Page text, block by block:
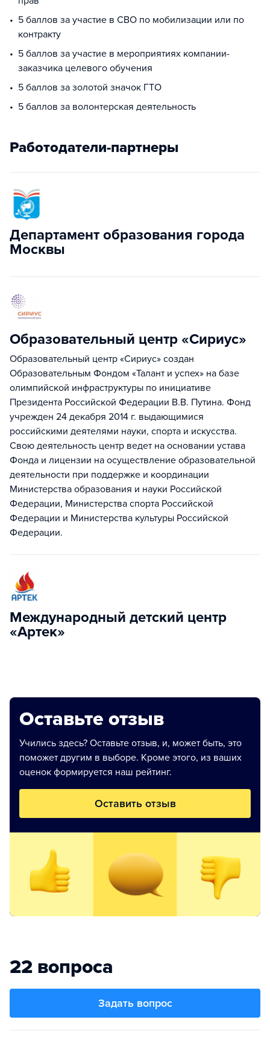
5 баллов за участие в СВО по мобилизации или по
контракту
5 баллов за участие в мероприятиях компании-
заказчика целевого обучения
5 баллов за золотой значок ГТО
5 баллов за волонтерская деятельность
Работодатели-партнеры
Департамент образования города
Москвы
Образовательный центр «Сириус»
Образовательный центр «Сириус» создан
Образовательным Фондом «Талант и успех» на базе
олимпийской инфраструктуры по инициативе
Президента Российской Федерации В.В. Путина. Фонд
учрежден 24 декабря 2014 г. выдающимися
российскими деятелями науки, спорта и искусства.
Свою деятельность центр ведет на основании устава
Фонда и лицензии на осуществление образовательной
деятельности при поддержке и координации
Министерства образования и науки Российской
Федерации, Министерства спорта Российской
Федерации и Министерства культуры Российской
Федерации.
Международный детский центр
«Артек»
Оставьте отзыв
Учились здесь? Оставьте отзыв, и, может быть, это
поможет другим в выборе. Кроме этого, из ваших
оценок формируется наш рейтинг.
Оставить отзыв
22 вопроса
Задать вопрос